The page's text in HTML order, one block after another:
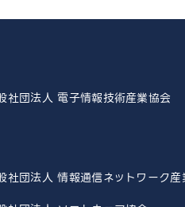
社団法人 電子情報技術産業協会
社団法人 情報通信ネットワーク産